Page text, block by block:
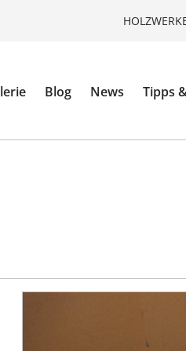
Blog News Tipps